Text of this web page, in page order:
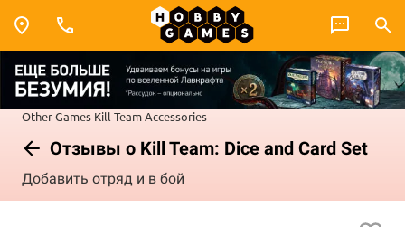
Other Games Kill TeamAccessories
Отзывы о Kill Team: Dice and Card Set
Добавить отряд и в бой